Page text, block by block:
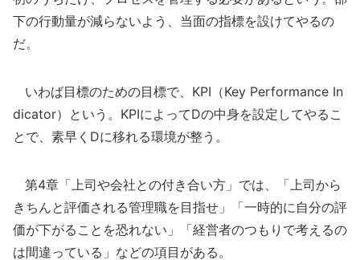
下の行動量が減らないよう、当面の指標を設けてやるの
だ。
いわば目標のための目標で、KPI（Key Performance In
dicator）という。KPIによってDの中身を設定してやるこ
とで、素早くDに移れる環境が整う。
第4章「上司や会社との付き合い方」では、「上司から
きちんと評価される管理職を目指せ」「一時的に自分の評
価が下がることを恐れない」「経営者のつもりで考えるの
は間違っている」などの項目がある。